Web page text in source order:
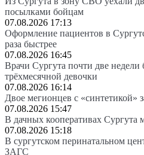
посылками бойцам
07.08.2026 17:13
Оформление пациентов в
раза быстрее
07.08.2026 16:45
Врачи Сургута почти две недели
трёхмесячной девочки
07.08.2026 16:14
Двое мегионцев с «синтетикой»
07.08.2026 15:47
В дачных кооперативах Сургута
07.08.2026 15:18
В сургутском перинатальном
ЗАГС